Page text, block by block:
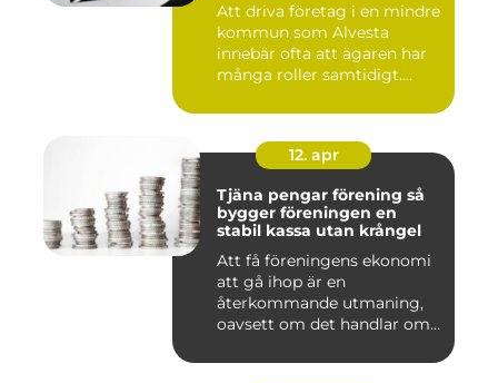
Att driva företag i en mindre
kommun som Alvesta
innebär ofta att ägaren har
många roller samtidigt....
12. apr
Tjäna pengar förening så
bygger föreningen en
stabil kassa utan krångel
Att få föreningens ekonomi
att gå ihop är en
återkommande utmaning,
oavsett om det handlar om